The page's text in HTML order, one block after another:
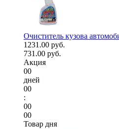
Очиститель кузова
1231.00 руб.
731.00 руб.
Акция
00
дней
00
:
00
00
Товар дня